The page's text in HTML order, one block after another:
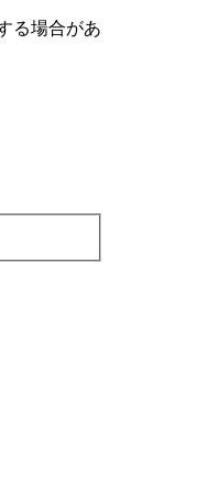
る場合があ